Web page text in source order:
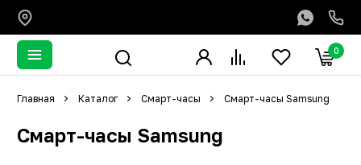
0
Главная Каталог Смарт-часы Смарт-часы Samsung
Смарт-часы Samsung